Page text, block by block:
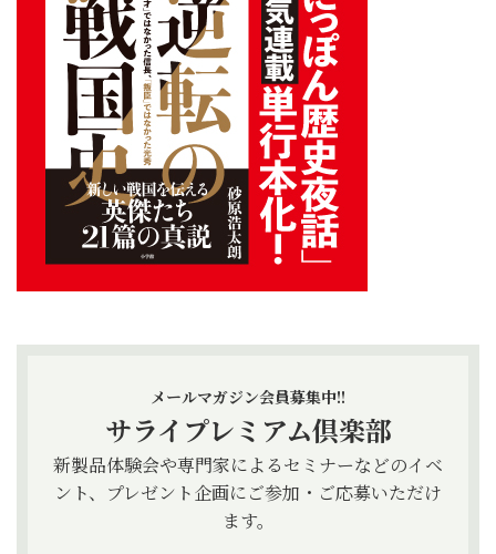
メールマガジン会員募集中!!
サライプレミアム倶楽部
新製品体験会や専門家によるセミナーなどのイベ
ント、プレゼント企画にご参加・ご応募いただけ
ます。